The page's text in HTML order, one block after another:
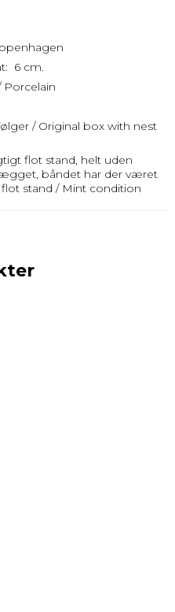
6 cm.
Porcelain
/ Original box with nest
flot stand, helt uden
båndet har der været
stand / Mint condition